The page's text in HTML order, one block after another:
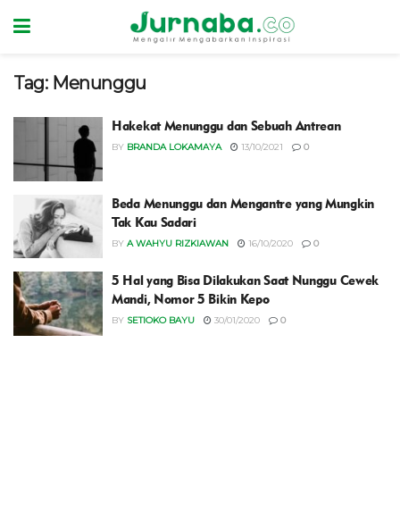
Tag: Menunggu
Hakekat Menunggu dan Sebuah Antrean
BY BRANDA LOKAMAYA 13/10/2021 0
Beda Menunggu dan Mengantre yang Mungkin
Tak Kau Sadari
BY A WAHYU RIZKIAWAN 16/10/2020 0
5 Hal yang Bisa Dilakukan Saat Nunggu Cewek
Mandi, Nomor 5 Bikin Kepo
BY SETIOKO BAYU 30/01/2020 0